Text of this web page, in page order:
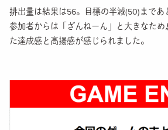
排出量は結果は56。目標の半減(50)まであ
参加者からは「ざんねーん」と大きなた
た達成感と高揚感が感じられました。